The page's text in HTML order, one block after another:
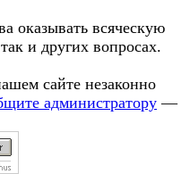
оказывать всяческую
и других вопросах.
сайте незаконно
администратору —